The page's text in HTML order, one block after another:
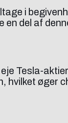
i
en del af
Tesla-
hvilket øger